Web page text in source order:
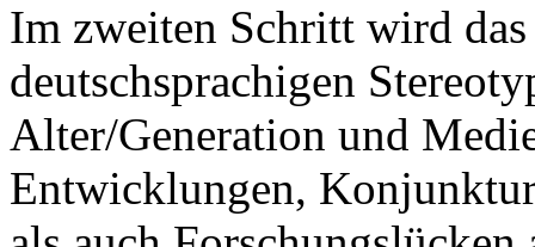
Im zweiten Schritt wird
deutschsprachigen
Alter/Generation und
Entwicklungen,